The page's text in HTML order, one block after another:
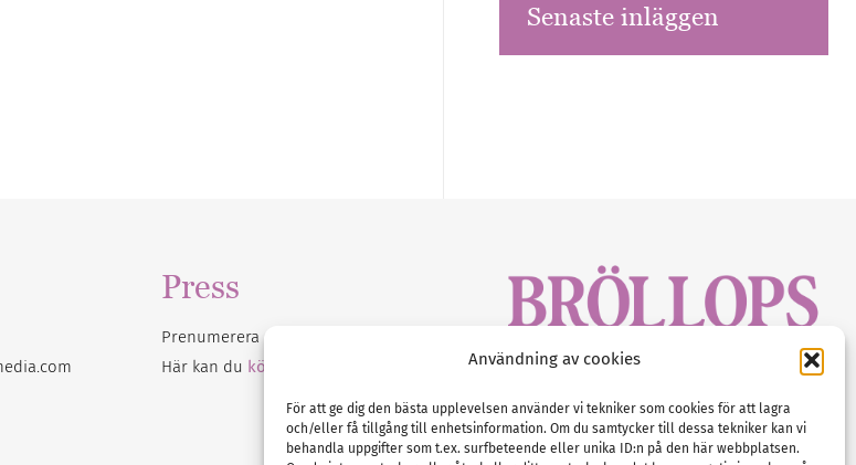
Användning av cookies
För att ge dig den bästa upplevelsen använder vi tekniker som cookies för att lagra
och/eller få tillgång till enhetsinformation. Om du samtycker till dessa tekniker kan vi
behandla uppgifter som t.ex. surfbeteende eller unika ID:n på den här webbplatsen.
Senaste inläggen
Press
Prenumerera på vårt
Här kan du köpa Bröllopsmagasinet
Tel :0522-68 11 90
E-post:info@nordicbridalmedia.com